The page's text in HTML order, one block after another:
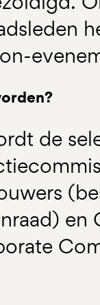
de